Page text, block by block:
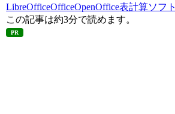
LibreOfficeOfficeOpenOffice表計算ソフト
この記事は約3分で読めます。
PR